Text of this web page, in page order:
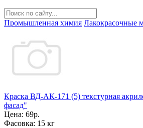
Промышленная химия Лакокрасочные
Краска ВД-АК-171 (5) текстурная
фасад"
Цена: 69р.
Фасовка: 15 кг